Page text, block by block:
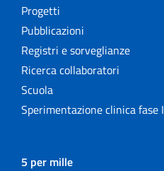
Progetti
Pubblicazioni
Registri e sorveglianze
Ricerca collaboratori
Scuola
Sperimentazione clinica fase I
5 per mille